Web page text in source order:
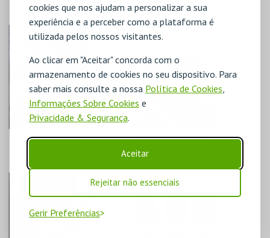
cookies que nos ajudam a personalizar a sua
experiência e a perceber como a plataforma é
utilizada pelos nossos visitantes.
Ao clicar em "Aceitar" concorda com o
armazenamento de cookies no seu dispositivo. Para
saber mais consulte a nossa Política de Cookies
Informações Sobre Cookies e
Privacidade & Segurança.
Aceitar
Rejeitar não essenciais
Gerir Preferências
C. M. TORRES
VEDRAS
COMPRAR
C. M. TORRES
VEDRAS
COMPRAR
TURRES VETERAS I
MEDIEVAL
C. M. TORRES
MAIS INFO
TURRES VETERAS
SAGRADO E
PROFANO